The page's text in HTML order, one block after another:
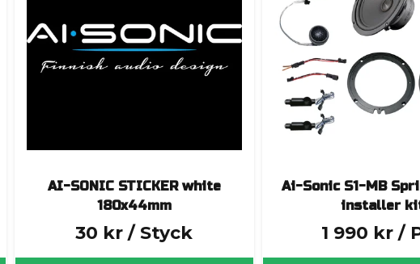
AI-SONIC STICKER white
180x44mm
30 kr / Styck
Ai-Sonic S1-MB
installer
1 990 kr /